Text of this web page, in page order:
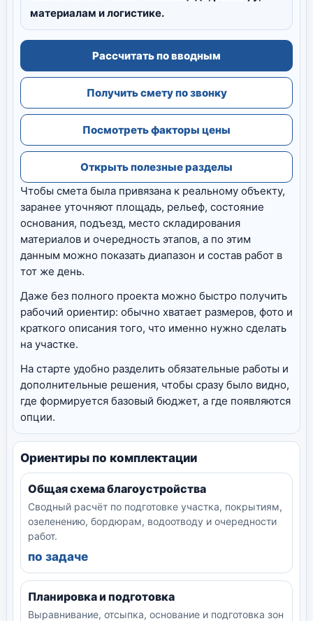
материалам и логистике.
Рассчитать по вводным
Получить смету по звонку
Посмотреть факторы цены
Открыть полезные разделы
Чтобы смета была привязана к реальному объекту,
заранее уточняют площадь, рельеф, состояние
основания, подъезд, место складирования
материалов и очередность этапов, а по этим
данным можно показать диапазон и состав работ в
тот же день.
Даже без полного проекта можно быстро получить
рабочий ориентир: обычно хватает размеров, фото и
краткого описания того, что именно нужно сделать
на участке.
На старте удобно разделить обязательные работы и
дополнительные решения, чтобы сразу было видно,
где формируется базовый бюджет, а где появляются
опции.
Ориентиры по комплектации
Общая схема благоустройства
Сводный расчёт по подготовке участка, покрытиям,
озеленению, бордюрам, водоотводу и очередности
работ.
по задаче
Планировка и подготовка
Выравнивание, отсыпка, основание и подготовка зон